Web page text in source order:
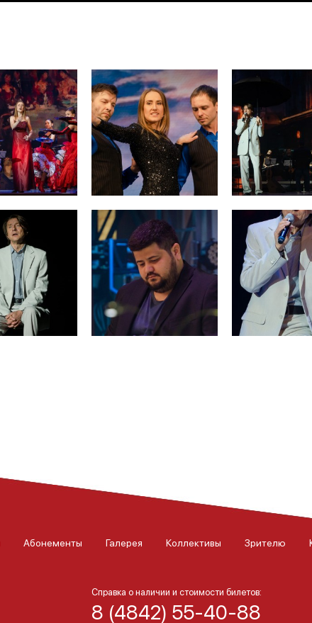
Абонементы Галерея Коллективы Зрителю
Справка о наличии и стоимости билетов:
8 (4842) 55-40-88